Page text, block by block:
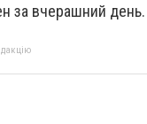
за вчерашний день.